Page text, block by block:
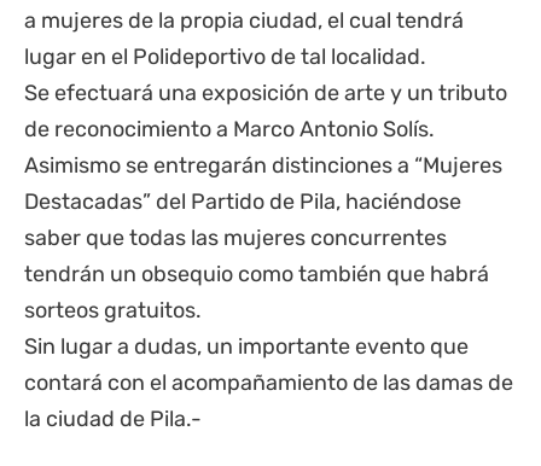
a mujeres de la propia ciudad, el cual tendrá
lugar en el Polideportivo de tal localidad.
Se efectuará una exposición de arte y un tributo
de reconocimiento a Marco Antonio Solís.
Asimismo se entregarán distinciones a “Mujeres
Destacadas” del Partido de Pila, haciéndose
saber que todas las mujeres concurrentes
tendrán un obsequio como también que habrá
sorteos gratuitos.
Sin lugar a dudas, un importante evento que
contará con el acompañamiento de las damas de
la ciudad de Pila.-